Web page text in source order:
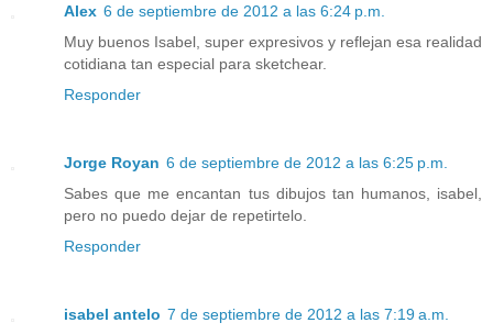
Alex 6 de septiembre de 2012 a las 6:24 p.m.
Muy buenos Isabel, super expresivos y reflejan esa realidad
cotidiana tan especial para sketchear.
Responder
Jorge Royan 6 de septiembre de 2012 a las 6:25 p.m.
Sabes que me encantan tus dibujos tan humanos, isabel,
pero no puedo dejar de repetirtelo.
Responder
isabel antelo 7 de septiembre de 2012 a las 7:19 a.m.